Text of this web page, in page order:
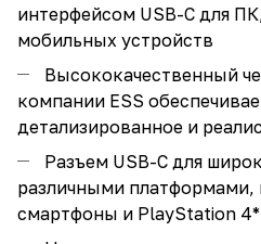
интерфейсом USB-C для
мобильных устройств
Высококачественный
компании ESS
детализированное и
Разъем USB-C для
различными платформами,
смартфоны и PlayStation 4*